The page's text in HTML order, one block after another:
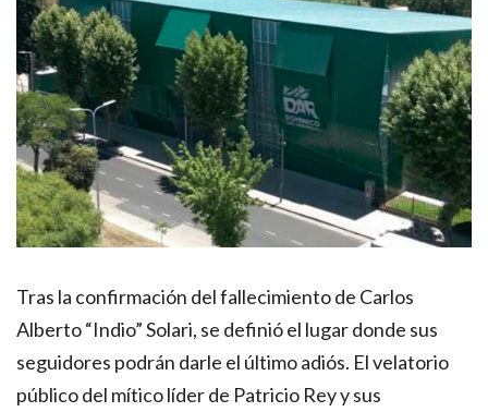
Tras la confirmación del fallecimiento de Carlos
Alberto “Indio” Solari, se definió el lugar donde sus
seguidores podrán darle el último adiós. El velatorio
público del mítico líder de Patricio Rey y sus